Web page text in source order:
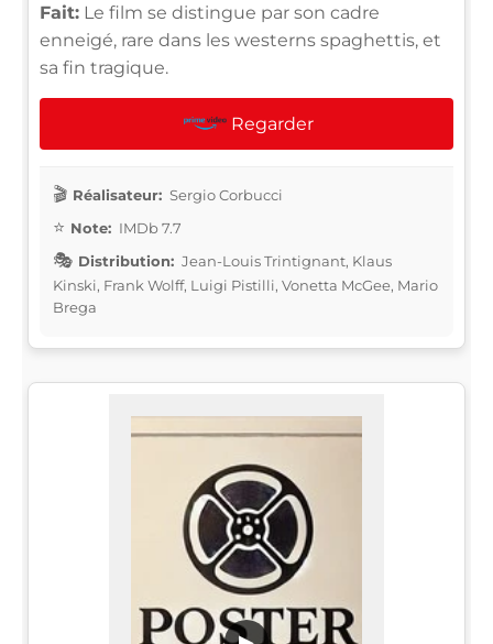
Fait: Le film se distingue par son cadre
enneigé, rare dans les westerns spaghettis, et
sa fin tragique.
Regarder
Réalisateur: Sergio Corbucci
Note: IMDb 7.7
Distribution: Jean-Louis Trintignant, Klaus
Kinski, Frank Wolff, Luigi Pistilli, Vonetta McGee, Mario
Brega